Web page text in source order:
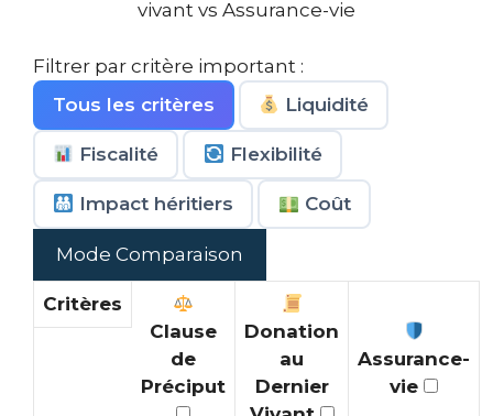
vivant vs Assurance-vie
Filtrer par critère important :
Tous les critères
Liquidité
Fiscalité Flexibilité
Impact héritiers Coût
Mode Comparaison
Critères
Clause
de
Préciput
Donation
au
Dernier
Assurance-
vie